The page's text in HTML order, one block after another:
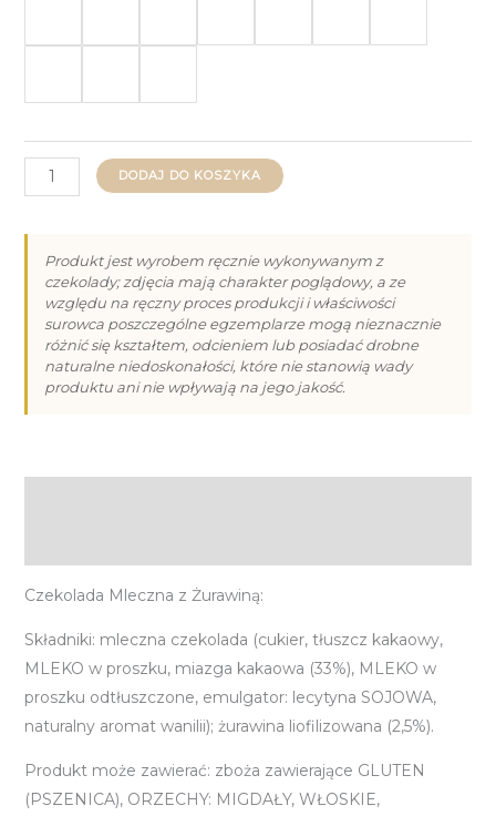
ilość
Czekolada
Żurawiną
80g
DODAJ DO KOSZYKA
Produkt jest wyrobem ręcznie wykonywanym z
czekolady; zdjęcia mają charakter poglądowy, a ze
względu na ręczny proces produkcji i właściwości
surowca poszczególne egzemplarze mogą nieznacznie
różnić się kształtem, odcieniem lub posiadać drobne
naturalne niedoskonałości, które nie stanowią wady
produktu ani nie wpływają na jego jakość.
Czekolada Mleczna z Żurawiną:
Składniki: mleczna czekolada (cukier, tłuszcz kakaowy,
MLEKO w proszku, miazga kakaowa (33%), MLEKO w
proszku odtłuszczone, emulgator: lecytyna SOJOWA,
naturalny aromat wanilii); żurawina liofilizowana (2,5%).
Produkt może zawierać: zboża zawierające GLUTEN
(PSZENICA), ORZECHY: MIGDAŁY, WŁOSKIE,